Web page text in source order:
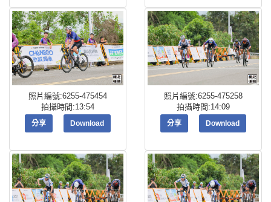
照片編號:6255-475454
拍攝時間:13:54
分享 Download
照片編號:6255-475258
拍攝時間:14:09
分享 Download